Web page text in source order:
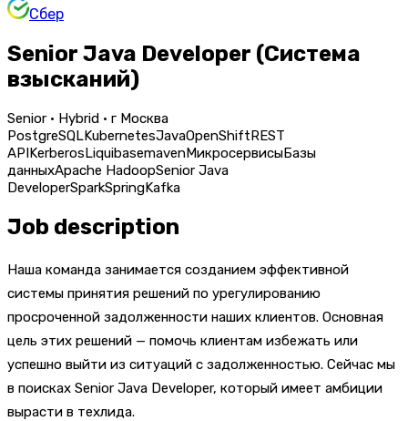
Сбер
Senior Java Developer (Система
взысканий)
Senior · Hybrid · г Москва
PostgreSQLKubernetesJavaOpenShiftREST
APIKerberosLiquibasemavenМикросервисыБазы
данныхApache HadoopSenior Java
DeveloperSparkSpringKafka
Job description
Наша команда занимается созданием эффективной
системы принятия решений по урегулированию
просроченной задолженности наших клиентов. Основная
цель этих решений — помочь клиентам избежать или
успешно выйти из ситуаций с задолженностью. Сейчас мы
в поисках Senior Java Developer, который имеет амбиции
вырасти в техлида.